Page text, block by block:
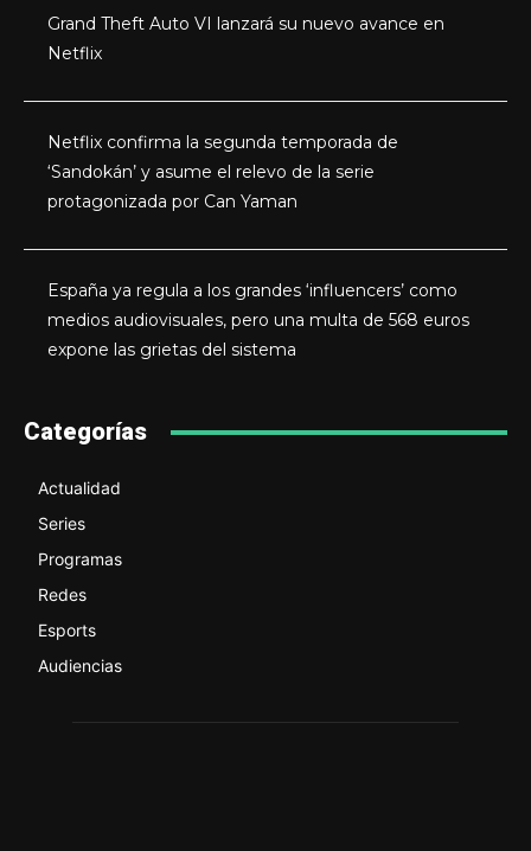
Grand Theft Auto VI lanzará su nuevo avance en
Netflix
Netflix confirma la segunda temporada de
‘Sandokán’ y asume el relevo de la serie
protagonizada por Can Yaman
España ya regula a los grandes ‘influencers’ como
medios audiovisuales, pero una multa de 568 euros
expone las grietas del sistema
Categorías
Actualidad
Series
Programas
Redes
Esports
Audiencias